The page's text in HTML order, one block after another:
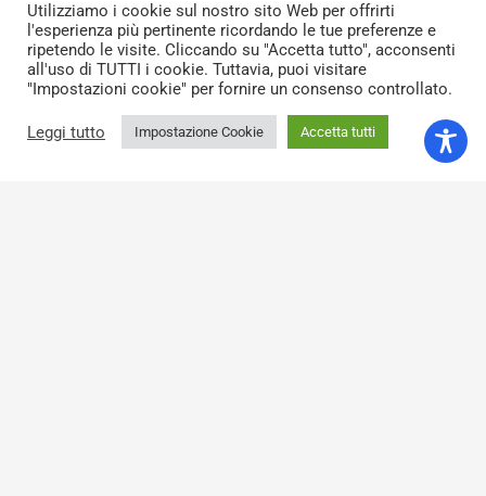
Fondazione Pisa
Via Pietro Toselli, 29, 56125 – Pisa
telefono: +39 050 916 911
fax: +39 050 916 988
e-mail: info@fondazionepisa.it
Utilizziamo i cookie sul nostro sito Web per offrirti
l'esperienza più pertinente ricordando le tue preferenze e
ripetendo le visite. Cliccando su "Accetta tutto", acconsenti
all'uso di TUTTI i cookie. Tuttavia, puoi visitare
"Impostazioni cookie" per fornire un consenso controllato.
Leggi tutto Impostazione Cookie Accetta tutti